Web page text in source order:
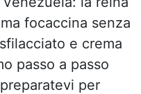
focaccina senza
e crema
passo a passo
per